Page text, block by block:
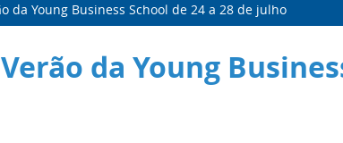
da Young Business School de 24 a 28 de julho
da Young